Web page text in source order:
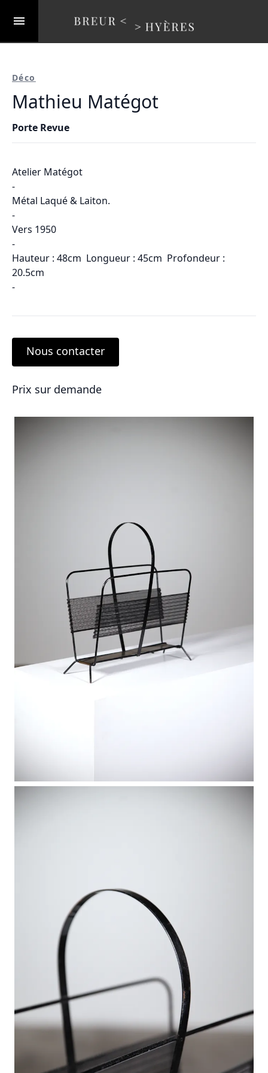
Déco
Mathieu Matégot
Porte Revue
Atelier Matégot
-
Métal Laqué & Laiton.
-
Vers 1950
-
Hauteur : 48cm Longueur : 45cm Profondeur :
20.5cm
-
Nous contacter
Prix sur demande